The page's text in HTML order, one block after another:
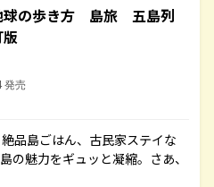
の歩き方 島旅 五島列
発売
品島ごはん、古民家ステイな
の魅力をギュッと凝縮。さあ、